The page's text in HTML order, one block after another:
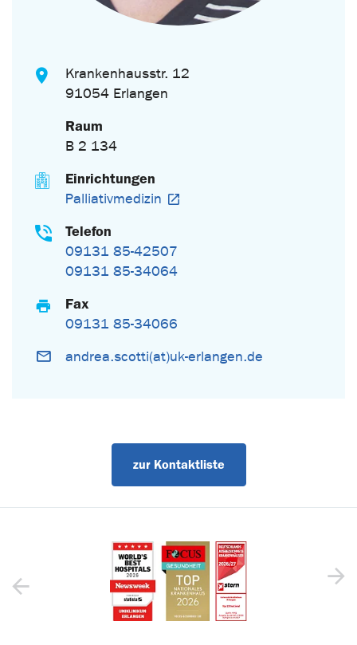
Krankenhausstr. 12
91054 Erlangen
Raum
B 2 134
Einrichtungen
Palliativmedizin
Telefon
09131 85-42507
09131 85-34064
Fax
09131 85-34066
andrea.scotti(at)uk-erlangen.de
zur Kontaktliste